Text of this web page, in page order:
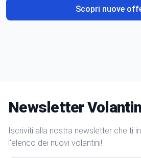
Scopri nuove
Newsletter
Iscriviti alla nostra newsletter che ti
l'elenco dei nuovi volantini!